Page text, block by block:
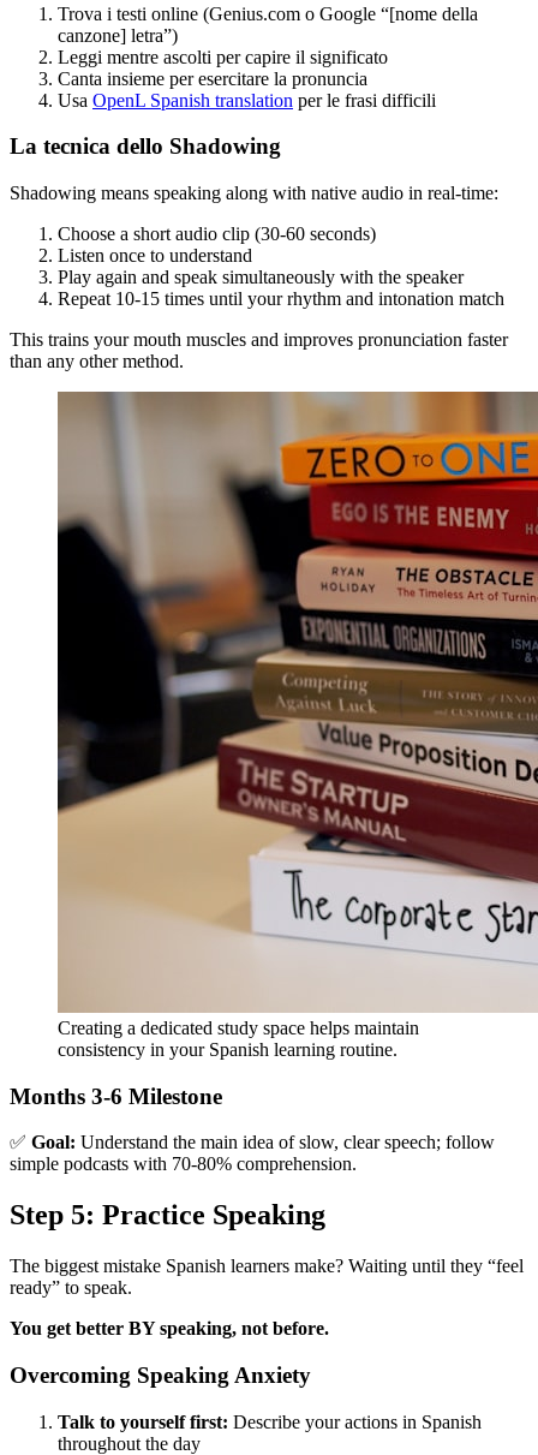
Trova i testi online (Genius.com o Google “[nome della
canzone] letra”)
Leggi mentre ascolti per capire il significato
Canta insieme per esercitare la pronuncia
Usa OpenL Spanish translation per le frasi difficili
La tecnica dello Shadowing
Shadowing means speaking along with native audio in real-time:
Choose a short audio clip (30-60 seconds)
Listen once to understand
Play again and speak simultaneously with the speaker
Repeat 10-15 times until your rhythm and intonation match
This trains your mouth muscles and improves pronunciation faster
than any other method.
Creating a dedicated study space helps maintain
consistency in your Spanish learning routine.
Months 3-6 Milestone
✅ Goal: Understand the main idea of slow, clear speech; follow
simple podcasts with 70-80% comprehension.
Step 5: Practice Speaking
The biggest mistake Spanish learners make? Waiting until they “feel
ready” to speak.
You get better BY speaking, not before.
Overcoming Speaking Anxiety
Talk to yourself first: Describe your actions in Spanish
throughout the day